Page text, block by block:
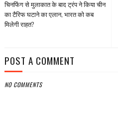
चिनफिंग से मुलाकात के बाद ट्रंप ने किया चीन
का टैरिफ घटाने का एलान, भारत को कब
मिलेगी राहत?
POST A COMMENT
NO COMMENTS